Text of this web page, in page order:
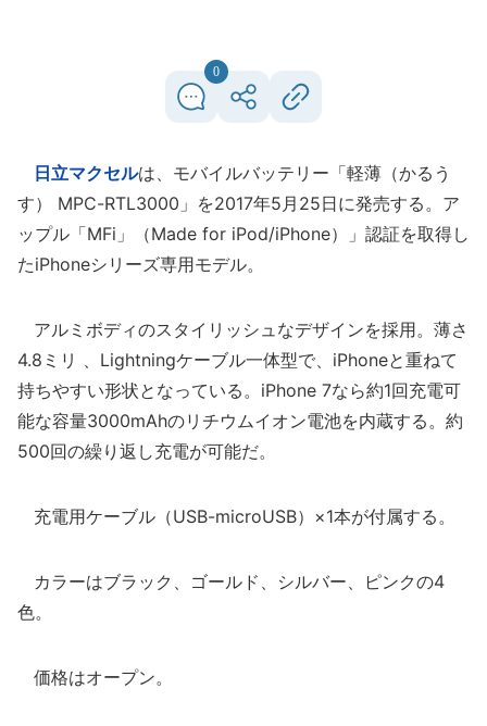
0
日立マクセルは、モバイルバッテリー「軽薄（かるう
す） MPC-RTL3000」を2017年5月25日に発売する。ア
ップル「MFi」（Made for iPod/iPhone）」認証を取得し
たiPhoneシリーズ専用モデル。
アルミボディのスタイリッシュなデザインを採用。薄さ
4.8ミリ 、Lightningケーブル一体型で、iPhoneと重ねて
持ちやすい形状となっている。iPhone 7なら約1回充電可
能な容量3000mAhのリチウムイオン電池を内蔵する。約
500回の繰り返し充電が可能だ。
充電用ケーブル（USB-microUSB）×1本が付属する。
カラーはブラック、ゴールド、シルバー、ピンクの4
色。
価格はオープン。